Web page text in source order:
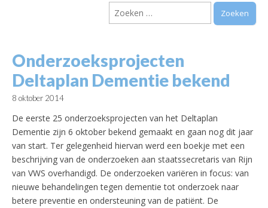
Arnhem e.o.
Zoeken
naar:
Onderzoeksprojecten
Deltaplan Dementie bekend
8 oktober 2014
De eerste 25 onderzoeksprojecten van het Deltaplan
Dementie zijn 6 oktober bekend gemaakt en gaan nog dit jaar
van start. Ter gelegenheid hiervan werd een boekje met een
beschrijving van de onderzoeken aan staatssecretaris van Rijn
van VWS overhandigd. De onderzoeken variëren in focus: van
nieuwe behandelingen tegen dementie tot onderzoek naar
betere preventie en ondersteuning van de patiënt. De